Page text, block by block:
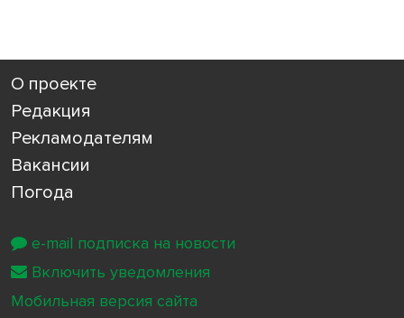
О проекте
Редакция
Рекламодателям
Вакансии
Погода
e-mail подписка на новости
Включить уведомления
Мобильная версия сайта